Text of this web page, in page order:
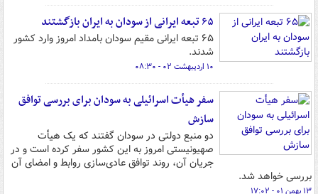
۶۵ تبعه ایرانی از سودان به ایران بازگشتند
۶۵ تبعه ایرانی مقیم سودان بامداد امروز وارد کشور
شدند.
۱۰ اردیبهشت ۰۲ - ۰۸:۳۰
سفر هیأت اسرائیلی به سودان برای بررسی توافق
سازش
دو منبع دولتی در سودان گفتند که یک هیأت
صهیونیستی امروز به این کشور سفر کرده است و در
جریان آن، روند توافق عادی‌سازی روابط و امضای آن
بررسی خواهد شد.
۱۳ بهمن ۰۱ - ۱۷:۰۲